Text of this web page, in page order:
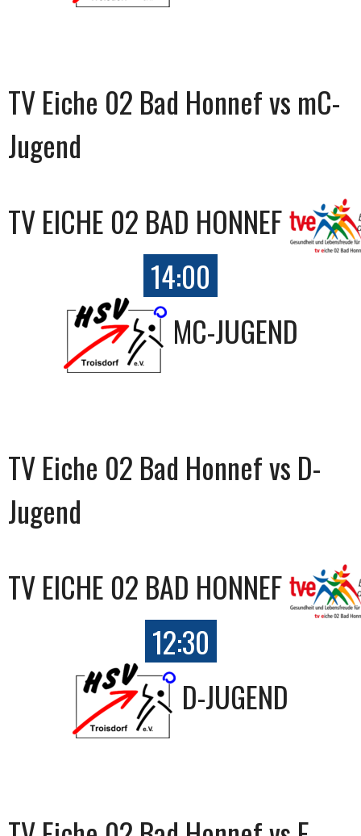
TV Eiche 02 Bad Honnef vs mC-
Jugend
TV EICHE 02 BAD HONNEF
14:00
MC-JUGEND
TV Eiche 02 Bad Honnef vs D-
Jugend
TV EICHE 02 BAD HONNEF
12:30
D-JUGEND